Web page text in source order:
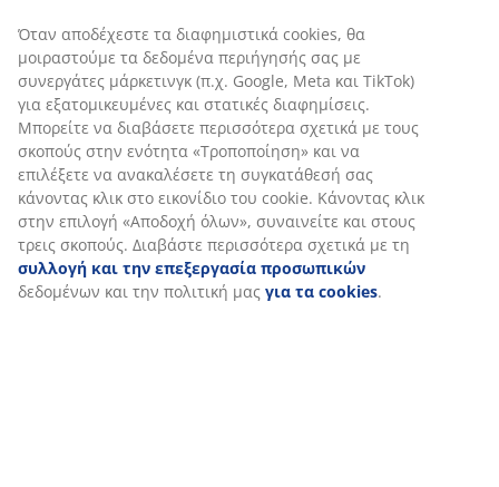
Όταν αποδέχεστε τα διαφημιστικά cookies, θα
μοιραστούμε τα δεδομένα περιήγησής σας με
συνεργάτες μάρκετινγκ (π.χ. Google, Meta και TikTok)
για εξατομικευμένες και στατικές διαφημίσεις.
Μπορείτε να διαβάσετε περισσότερα σχετικά με τους
σκοπούς στην ενότητα «Τροποποίηση» και να
επιλέξετε να ανακαλέσετε τη συγκατάθεσή σας
κάνοντας κλικ στο εικονίδιο του cookie. Κάνοντας κλικ
στην επιλογή «Αποδοχή όλων», συναινείτε και στους
τρεις σκοπούς. Διαβάστε περισσότερα σχετικά με τη
συλλογή και την επεξεργασία προσωπικών
δεδομένων και την πολιτική μας για τα cookies.